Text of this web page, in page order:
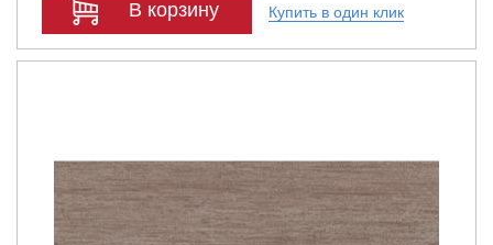
В корзину Купить в один клик